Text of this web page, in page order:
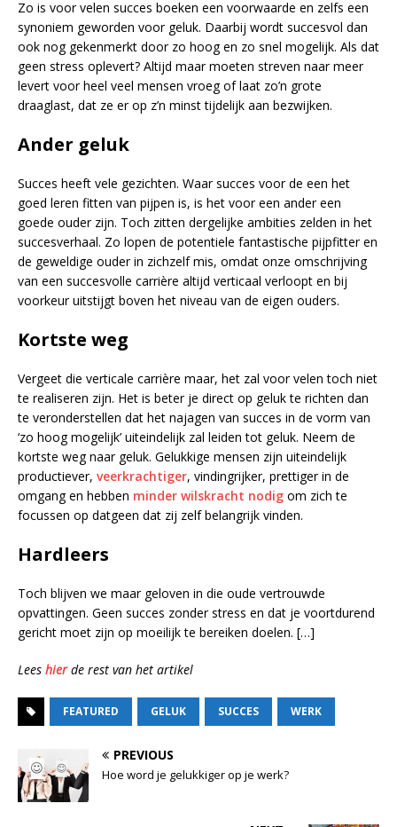
Zo is voor velen succes boeken een voorwaarde en zelfs een
synoniem geworden voor geluk. Daarbij wordt succesvol dan
ook nog gekenmerkt door zo hoog en zo snel mogelijk. Als dat
geen stress oplevert? Altijd maar moeten streven naar meer
levert voor heel veel mensen vroeg of laat zo’n grote
draaglast, dat ze er op z’n minst tijdelijk aan bezwijken.
Ander geluk
Succes heeft vele gezichten. Waar succes voor de een het
goed leren fitten van pijpen is, is het voor een ander een
goede ouder zijn. Toch zitten dergelijke ambities zelden in het
succesverhaal. Zo lopen de potentiele fantastische pijpfitter en
de geweldige ouder in zichzelf mis, omdat onze omschrijving
van een succesvolle carrière altijd verticaal verloopt en bij
voorkeur uitstijgt boven het niveau van de eigen ouders.
Kortste weg
Vergeet die verticale carrière maar, het zal voor velen toch niet
te realiseren zijn. Het is beter je direct op geluk te richten dan
te veronderstellen dat het najagen van succes in de vorm van
‘zo hoog mogelijk’ uiteindelijk zal leiden tot geluk. Neem de
kortste weg naar geluk. Gelukkige mensen zijn uiteindelijk
productiever, veerkrachtiger, vindingrijker, prettiger in de
omgang en hebben minder wilskracht nodig om zich te
focussen op datgeen dat zij zelf belangrijk vinden.
Hardleers
Toch blijven we maar geloven in die oude vertrouwde
opvattingen. Geen succes zonder stress en dat je voortdurend
gericht moet zijn op moeilijk te bereiken doelen. […]
Lees hierde rest van het artikel
FEATURED GELUK SUCCES WERK
PREVIOUS
Hoe word je gelukkiger op je werk?